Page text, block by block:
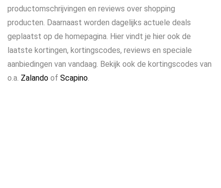
productomschrijvingen en reviews over shopping
producten. Daarnaast worden dagelijks actuele deals
geplaatst op de homepagina. Hier vindt je hier ook de
laatste kortingen, kortingscodes, reviews en speciale
aanbiedingen van vandaag. Bekijk ook de kortingscodes van
o.a. Zalando of Scapino.